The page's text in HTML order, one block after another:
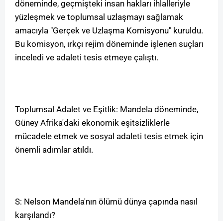
döneminde, geçmişteki insan hakları ihlalleriyle
yüzleşmek ve toplumsal uzlaşmayı sağlamak
amacıyla "Gerçek ve Uzlaşma Komisyonu" kuruldu.
Bu komisyon, ırkçı rejim döneminde işlenen suçları
inceledi ve adaleti tesis etmeye çalıştı.
Toplumsal Adalet ve Eşitlik: Mandela döneminde,
Güney Afrika'daki ekonomik eşitsizliklerle
mücadele etmek ve sosyal adaleti tesis etmek için
önemli adımlar atıldı.
S: Nelson Mandela'nın ölümü dünya çapında nasıl
karşılandı?